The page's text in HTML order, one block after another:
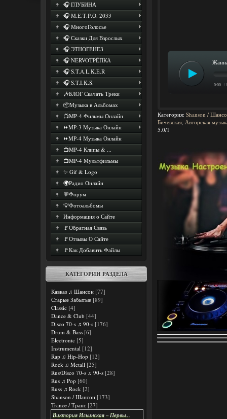
🎧 ГЛУБИНА
🎧 М.Е.Т.Р.О. 2033
🎧 МногоГолосье
🎧 Сказки Для Взрослых
🎧 ЭТНОГЕНЕЗ
🎧 NERVOТРЁПКА
🎧 S.T.A.L.K.E.R
🎧 S.T.I.K.S.
🎶БЛОГ Скачать Треки
📦Музыка в Альбомах
📺MP-4 Фильмы Онлайн
⏩MP-3 Музыка Онлайн
⏩MP-4 Музыка Онлайн
📺MP-4 Клипы & ...
📺MP-4 Мультфильмы
✨ Gif & Logo
🌍Радио Онлайн
💬Форум
💡Фотоальбомы
Информация о Сайте
🚩Обратная Cвязь
🚩Отзывы О Сайте
🚩Как Добавить Файлы
КАТЕГОРИИ РАЗДЕЛА
Кавказ ♫ Шансон [77]
Старые Забытые [89]
Classic [4]
Dance & Club [44]
Disco 70-s ♫ 90-s [176]
Drum & Bass [6]
Electronic [5]
Instrumental [12]
Rap ♫ Hip-Hop [12]
Rock ♫ Metall [25]
Rus/Disco 70-s ♫ 90-s [28]
Rus ♫ Pop [60]
Russ ♫ Rock [2]
Shanson / Шансон [173]
Trance / Транс [27]
Виктория Ильинская – Первы...
0:00 /
Категория: Shanson /
Бичевская, Авторская
5.0/1